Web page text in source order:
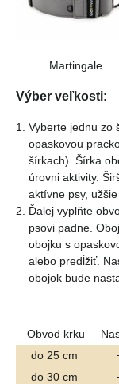
Martingale
Výber veľkosti:
Vyberte jednu zo
opaskovou
šírkach). Šírka
úrovni aktivity.
aktívne psy,
Ďalej vyplňte
psovi padne.
obojku s
alebo predĺžiť.
obojok bude
Obvod krku
do 25 cm
do 30 cm